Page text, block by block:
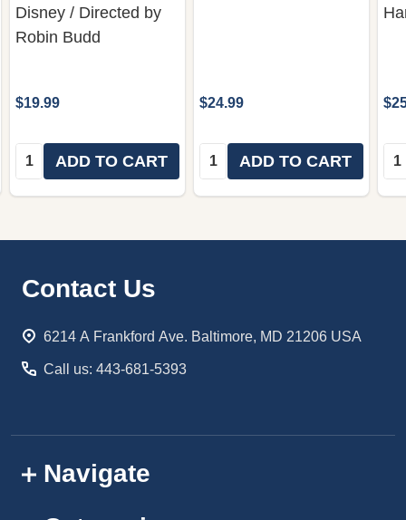
Disney / Directed by
Robin Budd
$19.99
Quantity:ADD TO CART
$24.99
Quantity:ADD TO CART
Footer
Contact Us
6214 A Frankford Ave. Baltimore, MD 21206 USA
Call us: 443-681-5393
Navigate